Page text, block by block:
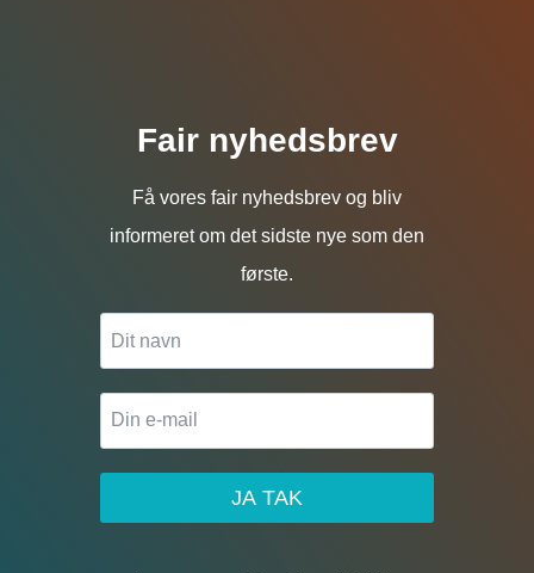
Fair nyhedsbrev
Få vores fair nyhedsbrev og bliv
informeret om det sidste nye som den
første.
JA TAK